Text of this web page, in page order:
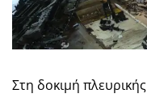
Στη δοκιμή